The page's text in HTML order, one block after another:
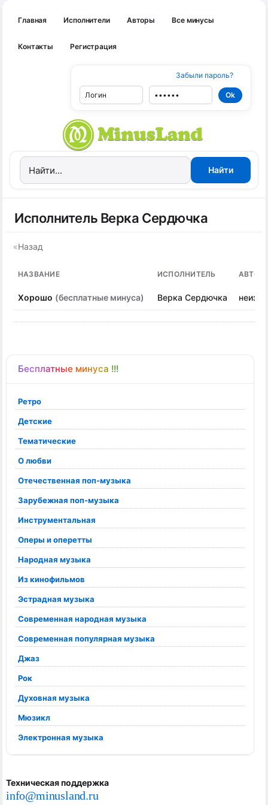
Главная Исполнители Авторы Все минусы
Контакты Регистрация
Забыли пароль?
Бесплатные минуса !!!
Ретро
Детские
Тематические
О любви
Отечественная поп-музыка
Зарубежная поп-музыка
Инструментальная
Оперы и оперетты
Народная музыка
Из кинофильмов
Эстрадная музыка
Современная народная музыка
Современная популярная музыка
Джаз
Рок
Духовная музыка
Мюзикл
Электронная музыка
Техническая поддержка
info@minusland.ru
Исполнитель Верка Сердючка
«Назад
НАЗВАНИЕ ИСПОЛНИТЕЛЬ АВТОР
Хорошо (бесплатные минуса) Верка Сердючка